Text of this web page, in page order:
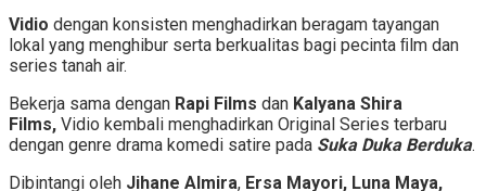
Vidio dengan konsisten menghadirkan beragam tayangan
lokal yang menghibur serta berkualitas bagi pecinta ﬁlm dan
series tanah air.
Bekerja sama dengan Rapi Films dan Kalyana Shira
Films, Vidio kembali menghadirkan Original Series terbaru
dengan genre drama komedi satire pada Suka Duka Berduka.
Dibintangi oleh Jihane Almira, Ersa Mayori, Luna Maya,